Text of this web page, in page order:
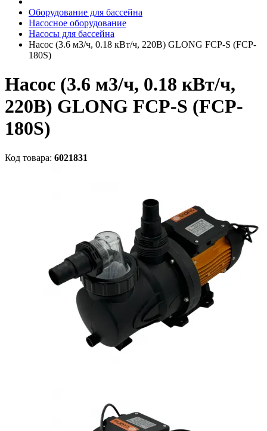
Оборудование для бассейна
Насосное оборудование
Насосы для бассейна
Насос (3.6 м3/ч, 0.18 кВт/ч, 220В) GLONG FCP-S (FCP-
180S)
Насос (3.6 м3/ч, 0.18 кВт/ч,
220В) GLONG FCP-S (FCP-
180S)
Код товара: 6021831